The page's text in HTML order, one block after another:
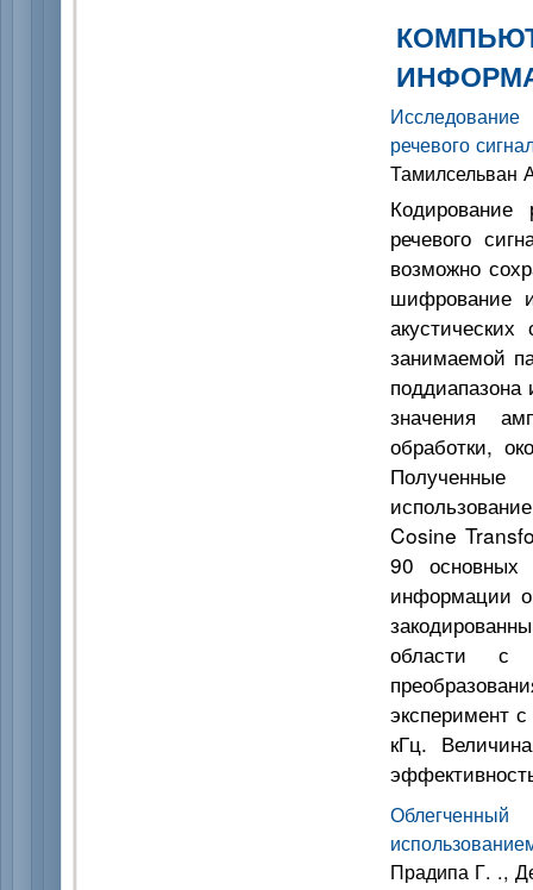
речевого
Тамилсельван
речевого
возможно
шифрование
занимаемой
значения
обработки,
Cosine
90 основных
информации
области с
эксперимент
кГц.
Прадипа Г. .,